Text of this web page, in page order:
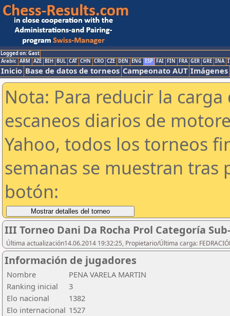
Logged on: Gast
Arabic ARM AZE BIH BUL CAT CHN CRO CZE DEN ENG ESP FAI FIN FRA GER GRE INA
Inicio Base de datos de torneos Campeonato AUT Imágenes
Nota: Para reducir la
escaneos diarios de
Yahoo, todos los torneos
semanas se muestran tras
botón:
III Torneo Dani Da Rocha Prol Categoría
Última actualización14.06.2014 19:32:25, Propietario/Última carga:
Información de jugadores
Nombre
PENA VARELA MARTIN
Ranking inicial
3
Elo nacional
1382
Elo internacional 1527